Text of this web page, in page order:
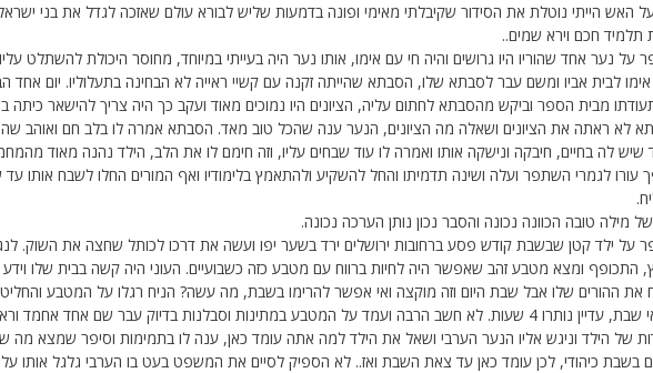
האש הייתי נוטלת את הסידור שקיבלתי מאימי ופונה בדמעות שליש לבורא עולם שאזכה לגדל את בני
תלמיד חכם וירא שמים..
על נער אחד שהוריו היו גרושים והיה חי עם אימו, אותו נער היה בעייתי במיוחד, מחוסר היכולת להשתלט
אימו לבית אביו ומשם עבר לסבתא שלו, הסבתא שהייתה זקנה עם קשיי ראייה לא הבחינה בתעלוליו. יום אחד
מבית הספר וביקש מהסבתא לחתום עליה, הציונים היו נמוכים מאוד ועקב כך היה צריך להישאר כיתה
לא ראתה את הציונים ושאלה מה הציונים, הנער ענה שהכל טוב מאד. הסבתא אמרה לו בלב חם ואוהב
שיש לה בחיים, חיבקה ונישקה אותו ואמרה לו עוד שבחים עליו, וזה חימם לו את הלב, הילד נהנה מאוד
עורו לגמרי השתפר ועלה ושינה תדמיתו והחל להשקיע ולהתאמץ בלימודיו ואף המורים החלו לשבח אותו
של מילה טובה הכוונה נכונה והסבר נכון נותן הערכה נכונה.
על ילד קטן שבשבת קודש פסע ברחובות ירושלים ירד בשער יפו ועשה את דרכו לכותל שחצה את השוק.
התכופף ומצא מטבע זהב שאפשר היה לחיות ברווח עם מטבע כזה כשבועיים. העוני היה קשה בבית שלו
את ההורים שלו אבל שבת היום וזה מוקצה ואי אפשר להרימו בשבת, מה עשה? הניח רגלו על המטבע
מוצאי שבת, עדיין נותרו 4 שעות. לא חשב הרבה ועמד על המטבע במתינות וסבלנות בדיוק עבר שם אחד אחמד
של הילד וניגש אליו הנער הערבי ושאל את הילד למה אתה עומד כאן, ענה לו בתמימות וסיפר שמצא מה
בשבת כיהודי, לכן עומד כאן עד צאת השבת ואז.. לא הספיק לסיים את המשפט בעט בו הערבי גלגל אותו